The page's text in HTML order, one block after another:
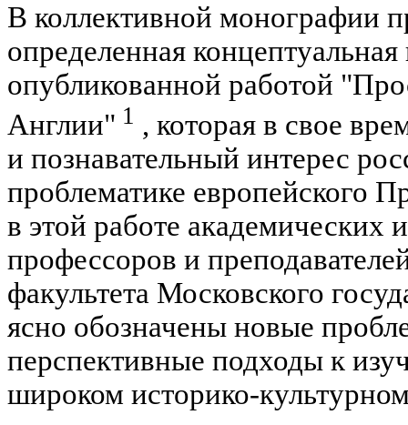
В коллективной монографии
определенная
опубликованной работой
Англии" 1 , которая в свое
и познавательный интерес
проблематике европейского
в этой работе академических
профессоров и
факультета Московского
ясно обозначены новые
перспективные подходы к
широком историко-